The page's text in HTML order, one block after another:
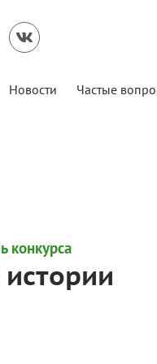
Новости Частые
конкурса